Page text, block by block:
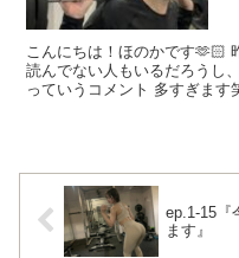
こんにちは！ほのかです🫶🏻
読んでない人もいるだろうし
っていうコメント 多すぎます
ep.1-15『
ます』